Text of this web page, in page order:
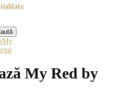
My
My Red by